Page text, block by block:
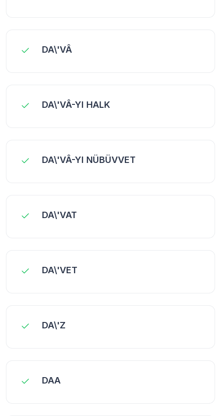
DA\'VÂ
DA\'VÂ-YI HALK
DA\'VÂ-YI NÜBÜVVET
DA\'VAT
DA\'VET
DA\'Z
DAA